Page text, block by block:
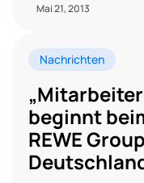
Mai 21, 2013
Nachrichten
beginnt
REWE